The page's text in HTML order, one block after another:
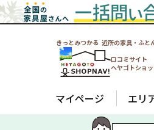
きっとみつかる 近所の家具・ふと
口コミサイト
ヘヤゴトショ
マイページ エリ